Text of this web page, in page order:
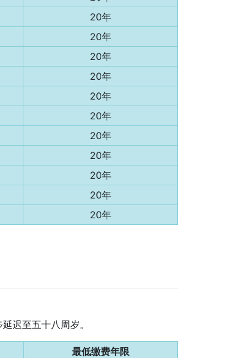
20年
20年
20年
20年
20年
20年
20年
20年
20年
20年
20年
迟至五十八周岁。
最低缴费年限